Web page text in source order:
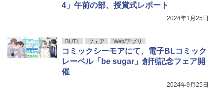
4」午前の部、授賞式レポート
2024年1月25日
BL/TL フェア Web/アプリ
コミックシーモアにて、電子BLコミック
レーベル「be sugar」創刊記念フェア開
催
2024年9月25日